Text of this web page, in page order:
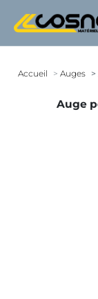
Accueil Auges
Auge